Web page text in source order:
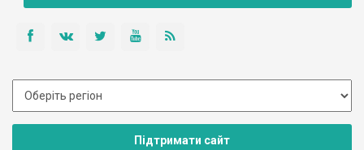
Підтримати сайт